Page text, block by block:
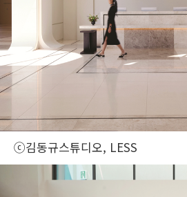
ⓒ김동규스튜디오, LESS